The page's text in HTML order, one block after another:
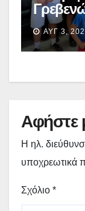
Εθνική
ΑΥΓ 3,
Αφήστε
Η ηλ.
υποχρεωτικά
Σχόλιο *